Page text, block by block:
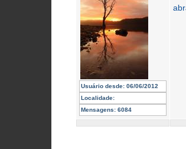
Usuário desde: 06/06/2012
Localidade:
Mensagens: 6084